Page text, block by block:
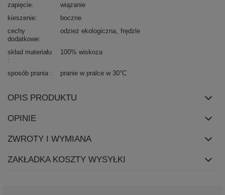
zapięcie
wiązanie
kieszenie
boczne
cechy
dodatkowe
odzież ekologiczna frędzle
skład materiału 100% wiskoza
sposób prania pranie w pralce w 30°C
OPIS PRODUKTU
OPINIE
ZWROTY I WYMIANA
ZAKŁADKA KOSZTY WYSYŁKI